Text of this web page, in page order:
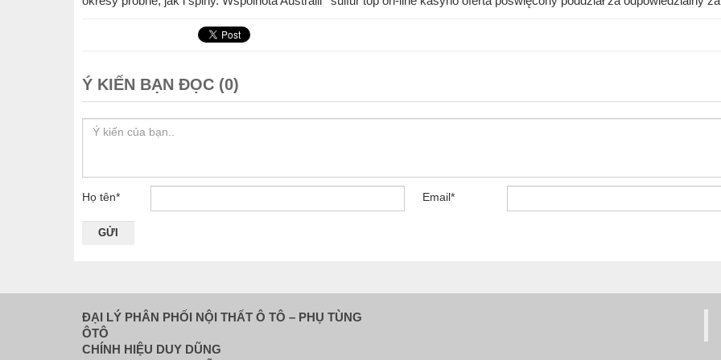
Ý KIẾN BẠN ĐỌC (0)
Họ tên* Email*
ĐẠI LÝ PHÂN PHỐI NỘI THẤT Ô TÔ – PHỤ TÙNG
ÔTÔ
CHÍNH HIỆU DUY DŨNG